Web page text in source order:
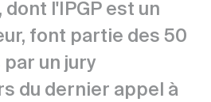
dont l'IPGP est un
font partie des 50
un jury
du dernier appel à